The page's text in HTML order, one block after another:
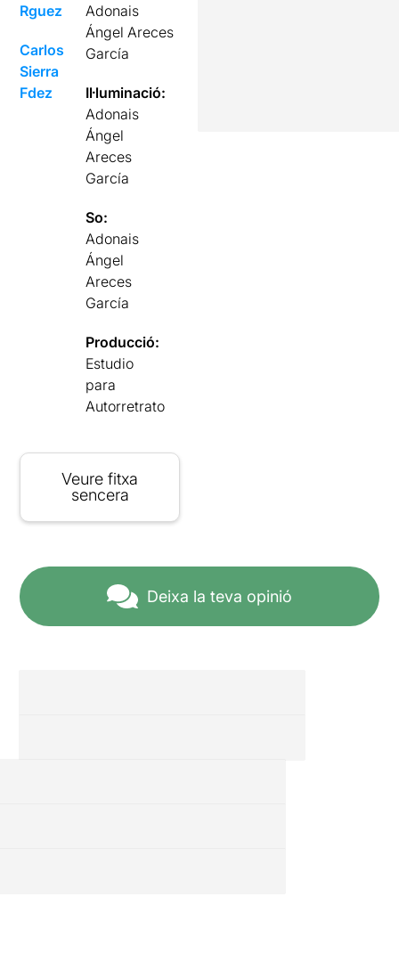
Rguez
Carlos
Sierra
Fdez
Adonais
Ángel Areces
García
Il·luminació:
Adonais
Ángel
Areces
García
So:
Adonais
Ángel
Areces
García
Producció:
Estudio
para
Autorretrato
Veure fitxa
sencera
Deixa la teva opinió